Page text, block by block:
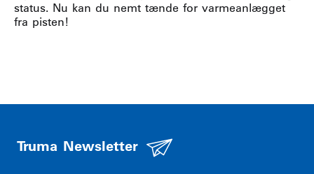
status. Nu kan du nemt tænde for varmeanlægget
fra pisten!
Truma Newsletter